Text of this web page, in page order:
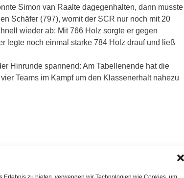
Simon van Raalte dagegenhalten, dann musste
Schäfer (797), womit der SCR nur noch mit 20
wieder ab: Mit 766 Holz sorgte er gegen
legte noch einmal starke 784 Holz drauf und ließ
Hinrunde spannend: Am Tabellenende hat die
Teams im Kampf um den Klassenerhalt nahezu